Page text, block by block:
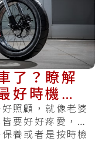
了？瞭解
好時機，
照顧，就像老婆
要好好疼愛，才
養或者是按時檢